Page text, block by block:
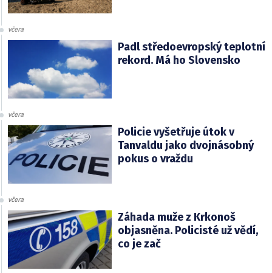
včera
Padl středoevropský teplotní
rekord. Má ho Slovensko
včera
Policie vyšetřuje útok v
Tanvaldu jako dvojnásobný
pokus o vraždu
včera
Záhada muže z Krkonoš
objasněna. Policisté už vědí,
co je zač